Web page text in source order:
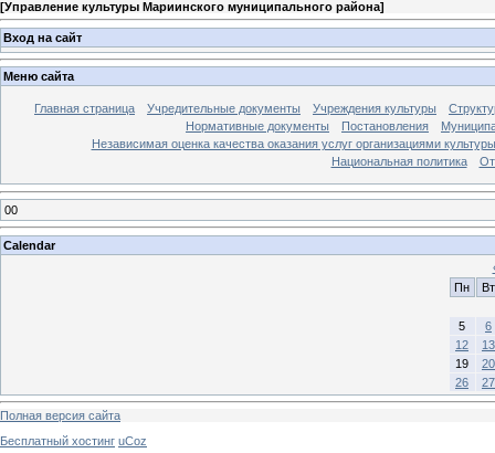
[Управление культуры Мариинского муниципального района]
Вход на сайт
Меню сайта
Главная страница Учредительные документы Учреждения культуры
Нормативные документы
Постановления
Независимая оценка качества оказания услуг организациями культуры
Национальная политика
00
Calendar
Пн
Вт
5
6
12
13
19
20
26
27
Полная версия сайта
Бесплатный хостинг uCoz